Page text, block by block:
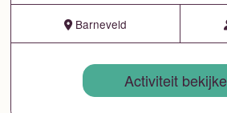
Barneveld
Activiteit